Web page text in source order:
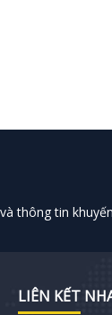
thông tin
LIÊN KẾT